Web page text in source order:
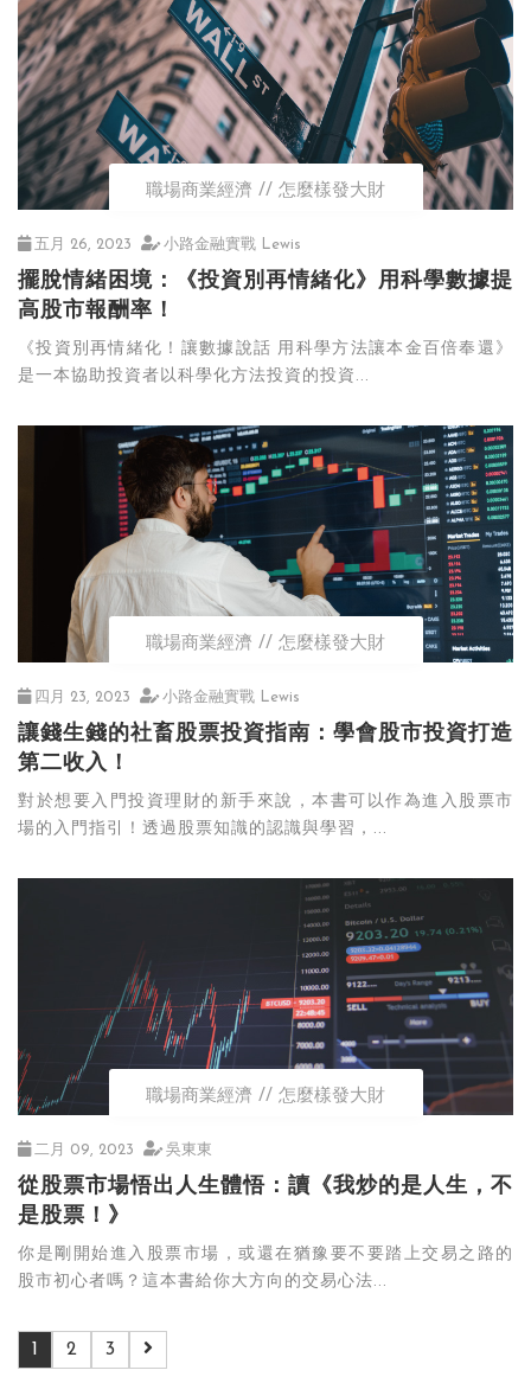
職場商業經濟 怎麼樣發大財
五月 26, 2023 小路金融實戰 Lewis
擺脫情緒困境：《投資別再情緒化》用科學數據提
高股市報酬率！
《投資別再情緒化！讓數據說話 用科學方法讓本金百倍奉還》
是一本協助投資者以科學化方法投資的投資...
職場商業經濟 怎麼樣發大財
四月 23, 2023 小路金融實戰 Lewis
讓錢生錢的社畜股票投資指南：學會股市投資打造
第二收入！
對於想要入門投資理財的新手來說，本書可以作為進入股票市
場的入門指引！透過股票知識的認識與學習，...
職場商業經濟 怎麼樣發大財
二月 09, 2023 吳東東
從股票市場悟出人生體悟：讀《我炒的是人生，不
是股票！》
你是剛開始進入股票市場，或還在猶豫要不要踏上交易之路的
股市初心者嗎？這本書給你大方向的交易心法...
1 2 3